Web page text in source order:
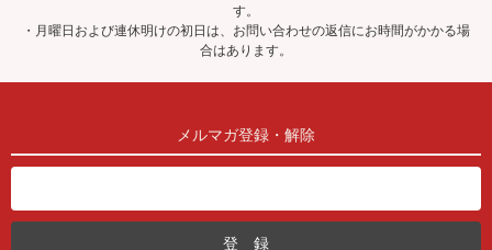
す。
・月曜日および連休明けの初日は、お問い合わせの返信にお時間がかかる場
合はあります。
メルマガ登録・解除